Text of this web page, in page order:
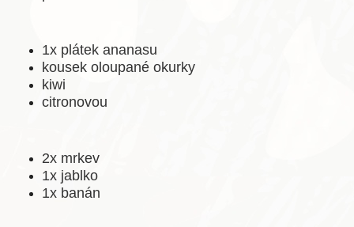
1x plátek ananasu
kousek oloupané okurky
kiwi
citronovou
2x mrkev
1x jablko
1x banán